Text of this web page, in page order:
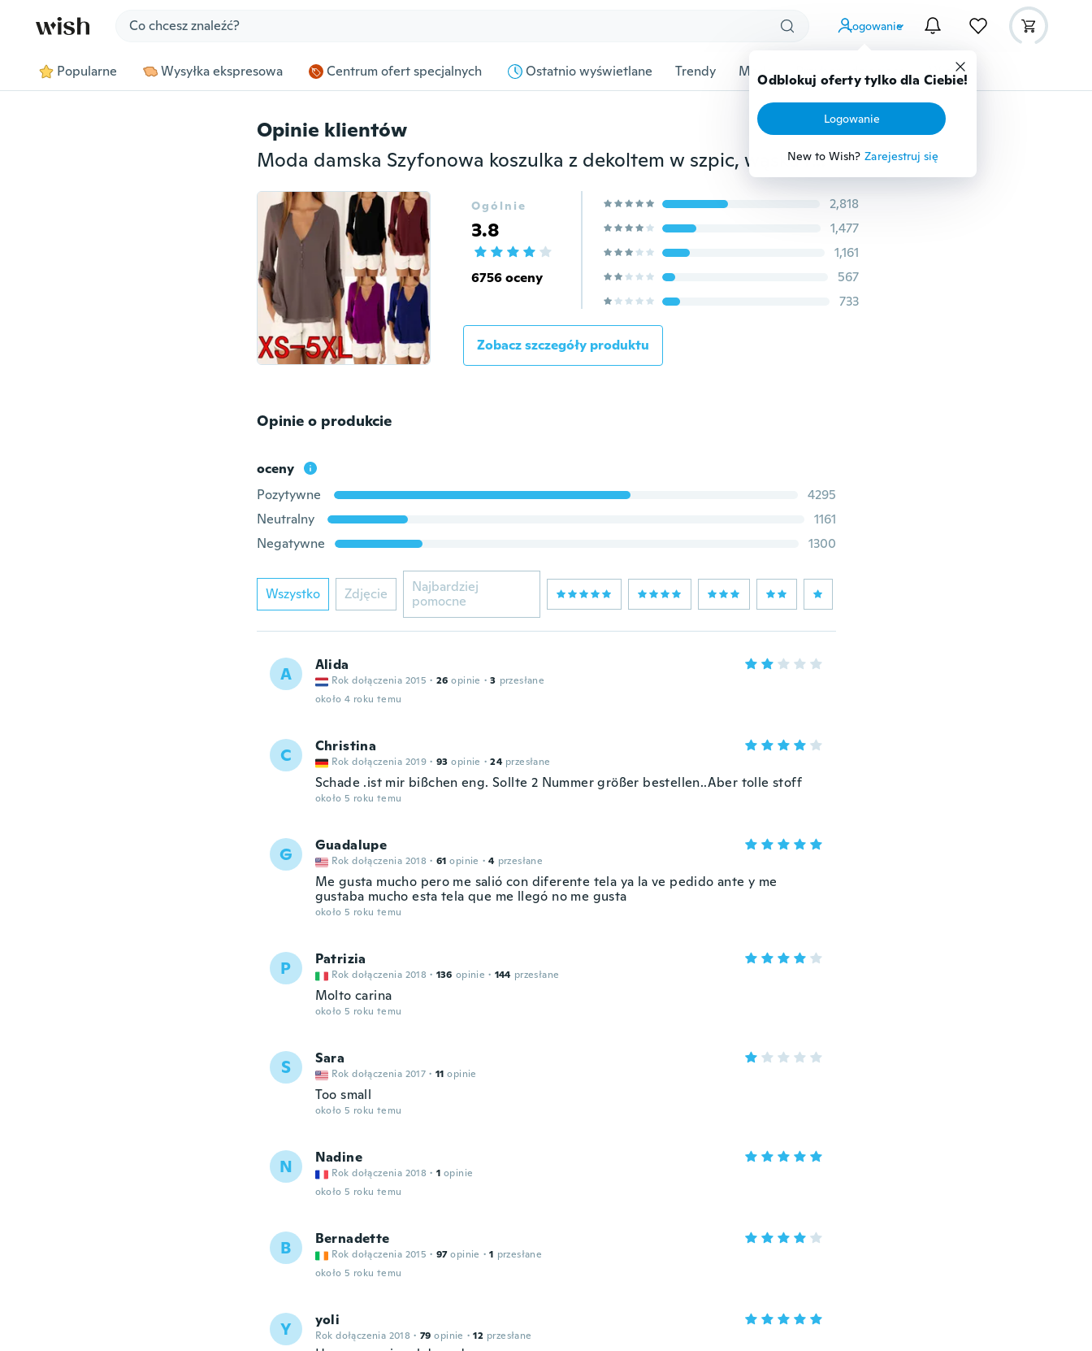
Logowanie
Odblokuj oferty tylko dla Ciebie!
Logowanie
New to Wish? Zarejestruj się
Popularne Wysyłka ekspresowa Centrum ofert specjalnych Ostatnio wyświetlane Trendy Moda Przybory dziecięce Więcej
Opinie klientów
Moda damska Szyfonowa koszulka z dekoltem w szpic, wąska talia, długie rękawy, koszule, topy plus size XS-5XL
Ogólnie
3.8
6756 oceny
2,818
1,477
1,161
567
733
Zobacz szczegóły produktu
Opinie o produkcie
oceny
Pozytywne
4295
Neutralny
1161
Negatywne
1300
Wszystko Zdjęcie
Najbardziej
pomocne
A Alida
Rok dołączenia 2015 · 26 opinie · 3 przesłane
około 4 roku temu
C Christina
Rok dołączenia 2019 · 93 opinie · 24 przesłane
Schade .ist mir bißchen eng. Sollte 2 Nummer größer bestellen..Aber tolle stoff
około 5 roku temu
G Guadalupe
Rok dołączenia 2018 · 61 opinie · 4 przesłane
Me gusta mucho pero me salió con diferente tela ya la ve pedido ante y me
gustaba mucho esta tela que me llegó no me gusta
około 5 roku temu
P Patrizia
Rok dołączenia 2018 · 136 opinie · 144 przesłane
Molto carina
około 5 roku temu
S Sara
Rok dołączenia 2017 · 11 opinie
Too small
około 5 roku temu
N Nadine
Rok dołączenia 2018 · 1 opinie
około 5 roku temu
B Bernadette
Rok dołączenia 2015 · 97 opinie · 1 przesłane
około 5 roku temu
Y yoli
Rok dołączenia 2018 · 79 opinie · 12 przesłane